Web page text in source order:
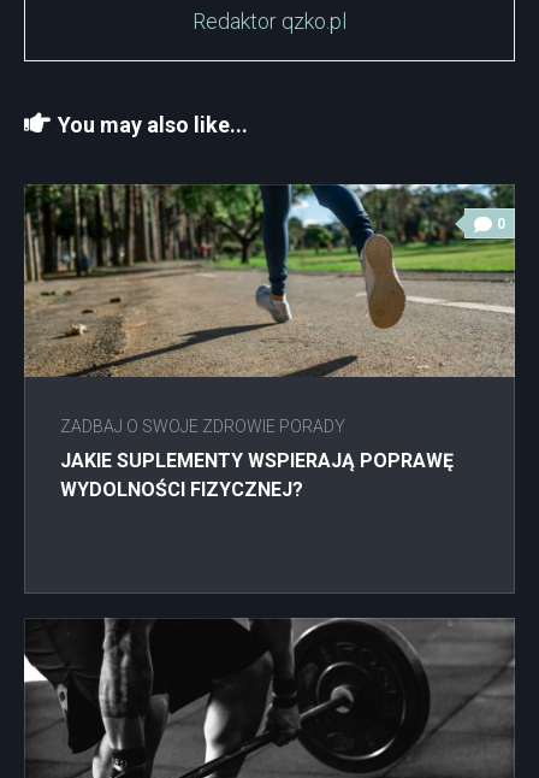
Redaktor qzko.pl
You may also like...
0
ZADBAJ O SWOJE ZDROWIE PORADY
JAKIE SUPLEMENTY WSPIERAJĄ POPRAWĘ
WYDOLNOŚCI FIZYCZNEJ?